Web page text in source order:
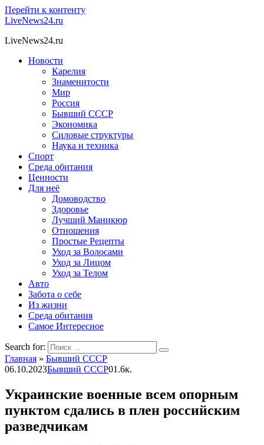
Перейти к контенту
LiveNews24.ru
LiveNews24.ru
Новости
Карелия
Знаменитости
Мир
Россия
Бывший СССР
Экономика
Силовые структуры
Наука и техника
Спорт
Среда обитания
Ценности
Для неё
Домоводство
Здоровье
Лучший Маникюр
Отношения
Простые Рецепты
Уход за Волосами
Уход за Лицом
Уход за Телом
Авто
Забота о себе
Из жизни
Среда обитания
Самое Интересное
Search for:
Главная » Бывший СССР
06.10.2023Бывший СССР01.6к.
Украинские военные всем опорным
пунктом сдались в плен российским
разведчикам